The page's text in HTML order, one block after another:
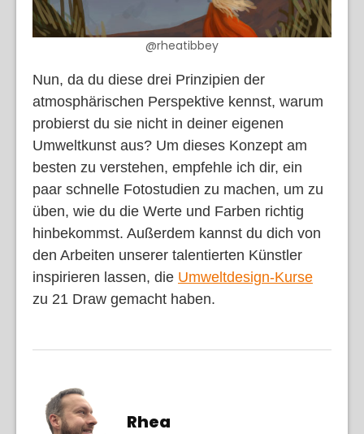
@rheatibbey
Nun, da du diese drei Prinzipien der
atmosphärischen Perspektive kennst, warum
probierst du sie nicht in deiner eigenen
Umweltkunst aus? Um dieses Konzept am
besten zu verstehen, empfehle ich dir, ein
paar schnelle Fotostudien zu machen, um zu
üben, wie du die Werte und Farben richtig
hinbekommst. Außerdem kannst du dich von
den Arbeiten unserer talentierten Künstler
inspirieren lassen, die Umweltdesign-Kurse
zu 21 Draw gemacht haben.
Rhea